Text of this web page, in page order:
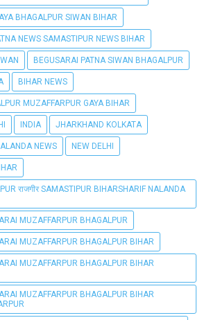
BHAGALPUR SIWAN BIHAR
NEWS SAMASTIPUR NEWS BIHAR
BEGUSARAI PATNA SIWAN BHAGALPUR
BIHAR NEWS
MUZAFFARPUR GAYA BIHAR
INDIA JHARKHAND KOLKATA
NEWS NEW DELHI
राजगीर SAMASTIPUR BIHARSHARIF NALANDA
MUZAFFARPUR BHAGALPUR
MUZAFFARPUR BHAGALPUR BIHAR
MUZAFFARPUR BHAGALPUR BIHAR
MUZAFFARPUR BHAGALPUR BIHAR